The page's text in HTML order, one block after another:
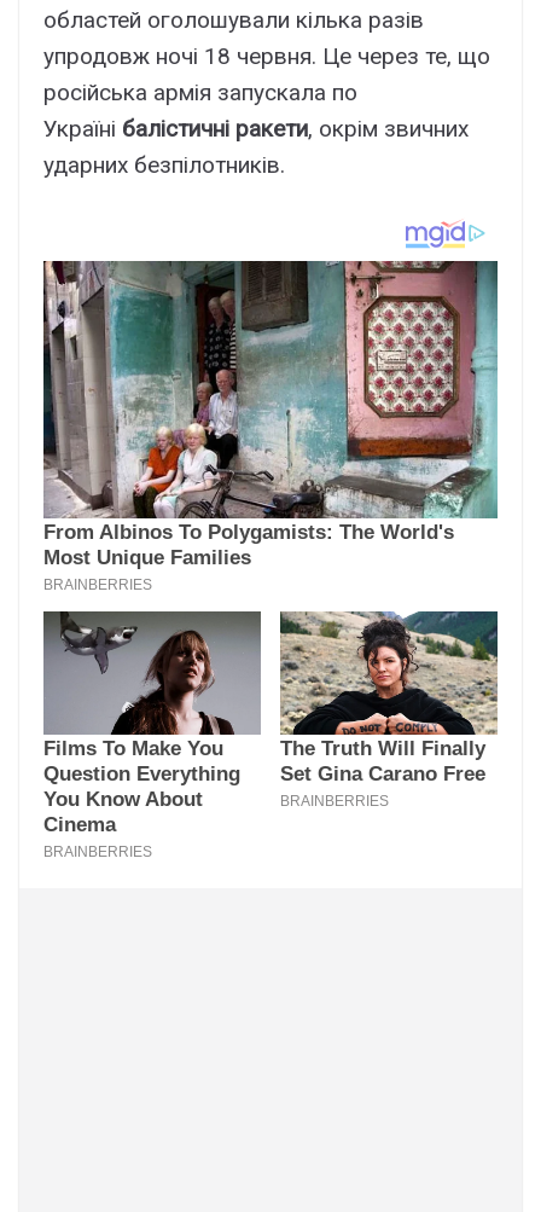
областей оголошували кілька разів
упродовж ночі 18 червня. Це через те, що
російська армія запускала по
Україні балістичні ракети, окрім звичних
ударних безпілотників.